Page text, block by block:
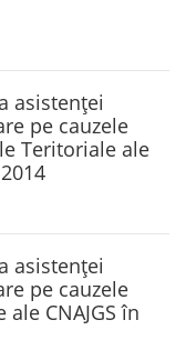
asistenţei
pe cauzele
Teritoriale ale
asistenţei
pe cauzele
CNAJGS în